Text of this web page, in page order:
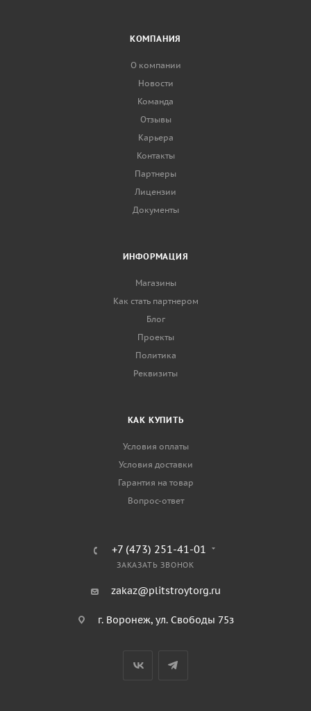
КОМПАНИЯ
О компании
Новости
Команда
Отзывы
Карьера
Контакты
Партнеры
Лицензии
Документы
ИНФОРМАЦИЯ
Магазины
Как стать партнером
Блог
Проекты
Политика
Реквизиты
КАК КУПИТЬ
Условия оплаты
Условия доставки
Гарантия на товар
Вопрос-ответ
+7 (473) 251-41-01
ЗАКАЗАТЬ ЗВОНОК
zakaz@plitstroytorg.ru
г. Воронеж, ул. Свободы 75з